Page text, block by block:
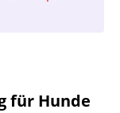
für Hunde